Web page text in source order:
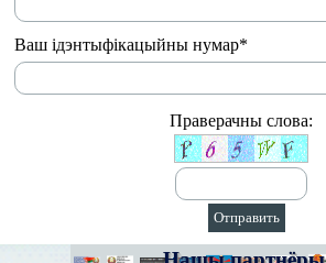
Ваш ідэнтыфікацыйны нумар*
Праверачны слова: